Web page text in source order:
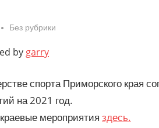
No comments
Без рубрики
by garry
спорта Приморского края
на 2021 год.
мероприятия здесь.